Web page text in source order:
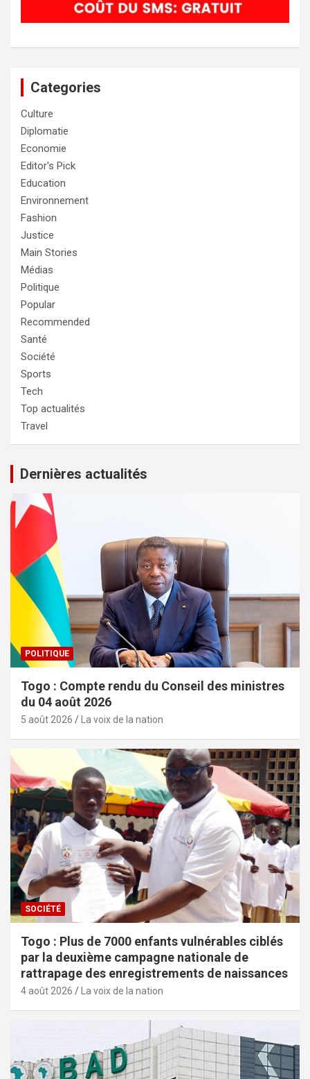
Categories
Culture
Diplomatie
Economie
Editor's Pick
Education
Environnement
Fashion
Justice
Main Stories
Médias
Politique
Popular
Recommended
Santé
Société
Sports
Tech
Top actualités
Travel
Dernières actualités
POLITIQUE
Togo : Compte rendu du Conseil des ministres
du 04 août 2026
5 août 2026 La voix de la nation
SOCIÉTÉ
Togo : Plus de 7000 enfants vulnérables ciblés
par la deuxième campagne nationale de
rattrapage des enregistrements de naissances
4 août 2026 La voix de la nation